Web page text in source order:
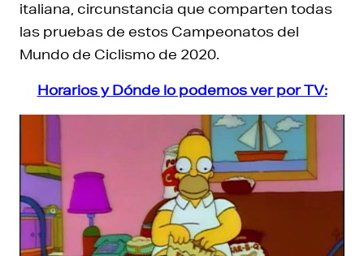
italiana, circunstancia que comparten todas
las pruebas de estos Campeonatos del
Mundo de Ciclismo de 2020.
Horarios y Dónde lo podemos ver por TV: